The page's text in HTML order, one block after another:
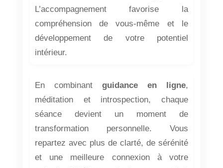
L’accompagnement favorise la
compréhension de vous-même et le
développement de votre potentiel
intérieur.
En combinant guidance en ligne,
méditation et introspection, chaque
séance devient un moment de
transformation personnelle. Vous
repartez avec plus de clarté, de sérénité
et une meilleure connexion à votre